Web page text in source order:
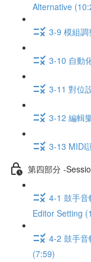
Alternative
3-9 模組
3-10 自動
3-11 對位
3-12 編輯
3-13 MIDI
第四部分 -
4-1 鼓手
Editor Setting
4-2 鼓手
(7:59)